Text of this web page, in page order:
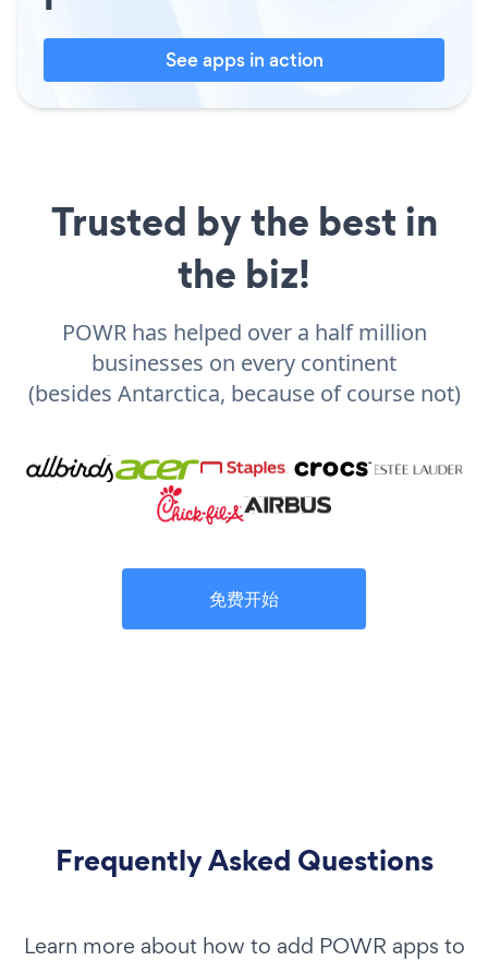
See apps in action
Trusted by the best in
the biz!
POWR has helped over a half million
businesses on every continent
(besides Antarctica, because of course not)
免费开始
Frequently Asked Questions
Learn more about how to add POWR apps to